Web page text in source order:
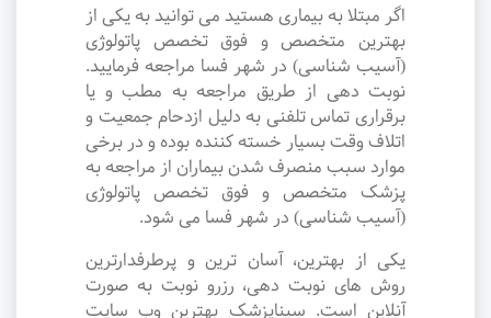
اگر مبتلا به بیماری هستید می توانید به یکی از
بهترین متخصص و فوق تخصص پاتولوژی
(آسیب شناسی) در شهر فسا مراجعه فرمایید.
نوبت دهی از طریق مراجعه به مطب و یا
برقراری تماس تلفنی به دلیل ازدحام جمعیت و
اتلاف وقت بسیار خسته کننده بوده و در برخی
موارد سبب منصرف شدن بیماران از مراجعه به
پزشک متخصص و فوق تخصص پاتولوژی
(آسیب شناسی) در شهر فسا می شود.
یکی از بهترین، آسان ترین و پرطرفدارترین
روش های نوبت دهی، رزرو نوبت به صورت
آنلاین است. سیناپزشک بهترین وب سایت